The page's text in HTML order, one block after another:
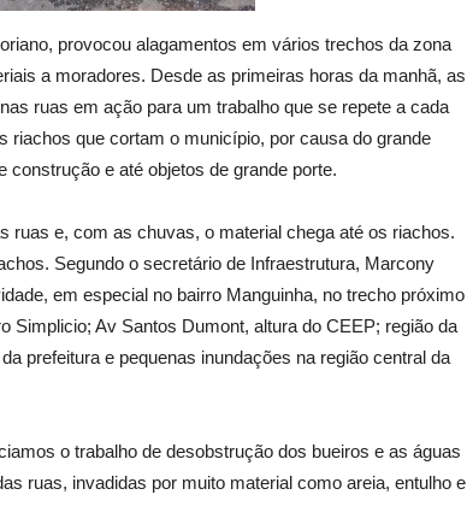
provocou alagamentos em vários trechos da zona
a moradores. Desde as primeiras horas da manhã, as
ruas em ação para um trabalho que se repete a cada
riachos que cortam o município, por causa do grande
e até objetos de grande porte.
ruas e, com as chuvas, o material chega até os riachos.
Segundo o secretário de Infraestrutura, Marcony
em especial no bairro Manguinha, no trecho próximo
Simplicio; Av Santos Dumont, altura do CEEP; região da
prefeitura e pequenas inundações na região central da
o trabalho de desobstrução dos bueiros e as águas
ruas, invadidas por muito material como areia, entulho e